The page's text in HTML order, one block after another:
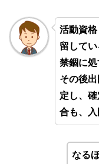
活動資
留して
禁錮に処
その後
定し、
合も、入
なる